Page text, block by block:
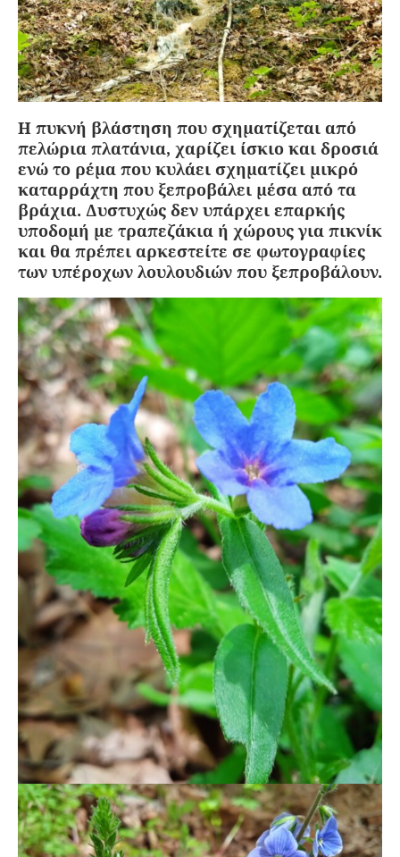
Η πυκνή βλάστηση που σχηματίζεται από
πελώρια πλατάνια, χαρίζει ίσκιο και δροσιά
ενώ το ρέμα που κυλάει σχηματίζει μικρό
καταρράχτη που ξεπροβάλει μέσα από τα
βράχια. Δυστυχώς δεν υπάρχει επαρκής
υποδομή με τραπεζάκια ή χώρους για πικνίκ
και θα πρέπει αρκεστείτε σε φωτογραφίες
των υπέροχων λουλουδιών που ξεπροβάλουν.